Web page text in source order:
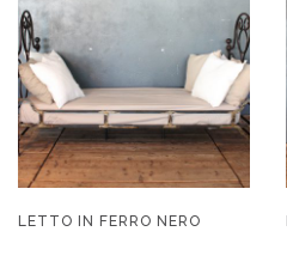
LETTO IN FERRO NERO